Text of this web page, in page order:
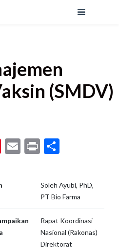
(SMDV)
Pinterest
Email
Print
Soleh Ayubi, PhD,
PT Bio Farma
Rapat Koordinasi
Nasional (Rakonas)
Direktorat